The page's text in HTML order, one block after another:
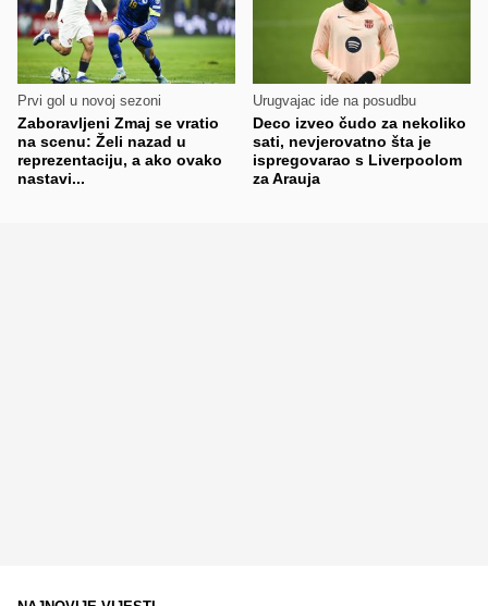
Prvi gol u novoj sezoni
Zaboravljeni Zmaj se vratio
na scenu: Želi nazad u
reprezentaciju, a ako ovako
nastavi...
Urugvajac ide na posudbu
Deco izveo čudo za nekoliko
sati, nevjerovatno šta je
ispregovarao s Liverpoolom
za Arauja